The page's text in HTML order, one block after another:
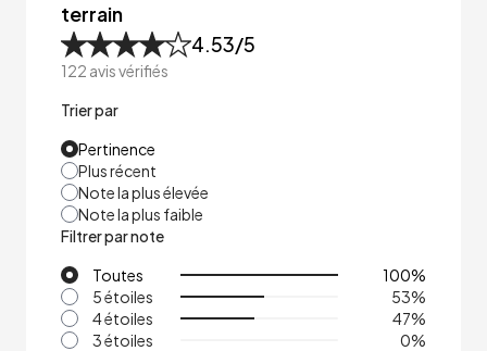
terrain
4.53/5
122 avis vérifiés
Trier par
Pertinence
Plus récent
Note la plus élevée
Note la plus faible
Filtrer par note
Toutes
100%
5 étoiles
53%
4 étoiles
47%
3 étoiles
0%